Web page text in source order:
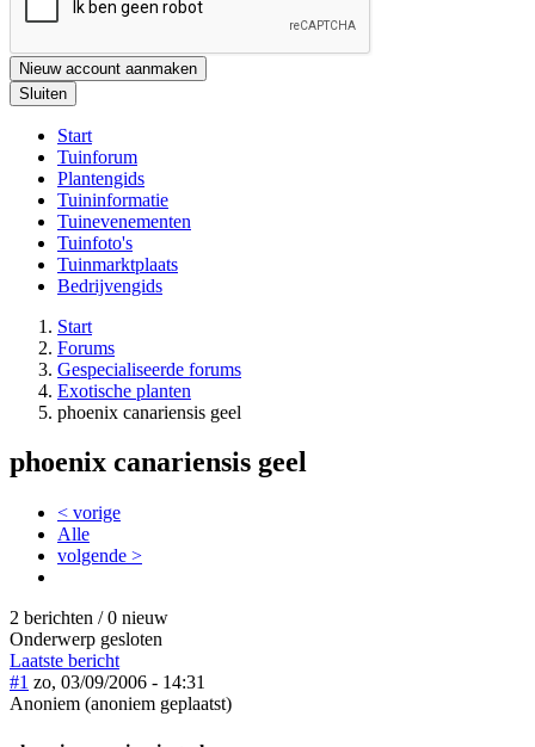
Nieuw account aanmaken
Sluiten
Start
Tuinforum
Plantengids
Tuininformatie
Tuinevenementen
Tuinfoto's
Tuinmarktplaats
Bedrijvengids
Start
Forums
Gespecialiseerde forums
Exotische planten
phoenix canariensis geel
phoenix canariensis geel
< vorige
Alle
volgende >
2 berichten / 0 nieuw
Onderwerp gesloten
Laatste bericht
#1 zo, 03/09/2006 - 14:31
Anoniem (anoniem geplaatst)